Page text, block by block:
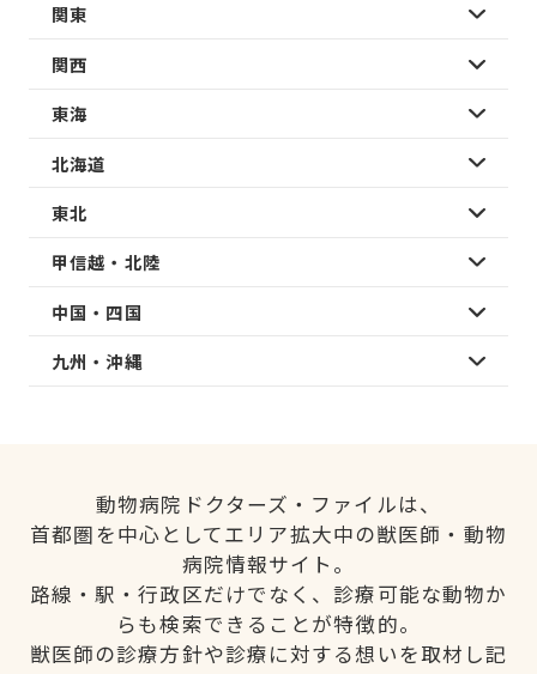
関東
関西
東海
北海道
東北
甲信越・北陸
中国・四国
九州・沖縄
動物病院ドクターズ・ファイルは、
首都圏を中心としてエリア拡大中の獣医師・動物
病院情報サイト。
路線・駅・行政区だけでなく、診療可能な動物か
らも検索できることが特徴的。
獣医師の診療方針や診療に対する想いを取材し記